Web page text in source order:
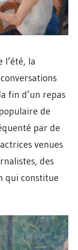
l’été, la
fin d’un repas
de
par de
venues
des
qui constitue